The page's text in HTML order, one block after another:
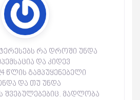
რა დროში უნდა
და კიდევ
წლის გამპუყენებელი
და თუ უნდა
შვებულებებიც. მადლობა